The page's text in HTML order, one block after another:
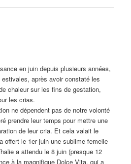
en juin depuis plusieurs années,
après avoir constaté les
chaleur sur les fins de gestation,
les crias.
ne dépendent pas de notre volonté
prendre leur temps pour mettre une
de leur cria. Et cela valait le
offert le 1er juin une sublime femelle
a attendu le 8 juin (presque 12
à la magnifique Dolce Vita, qui a